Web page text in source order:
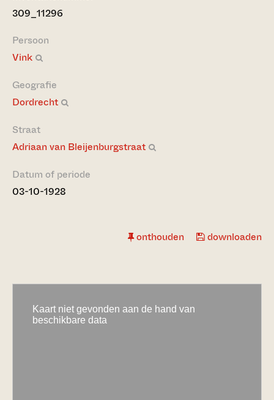
309_11296
Persoon
Vink
Geografie
Dordrecht
Straat
Adriaan van Bleijenburgstraat
Datum of periode
03-10-1928
onthouden downloaden